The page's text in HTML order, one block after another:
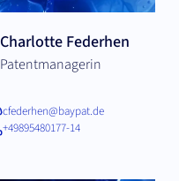
Charlotte Federhen
Patentmanagerin
cfederhen@baypat.de
+49895480177-14